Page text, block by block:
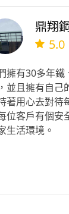
鼎翔
5.0
擁有30多年鐵
並且擁有自己
著用心去對待
位客戶有個安
生活環境。